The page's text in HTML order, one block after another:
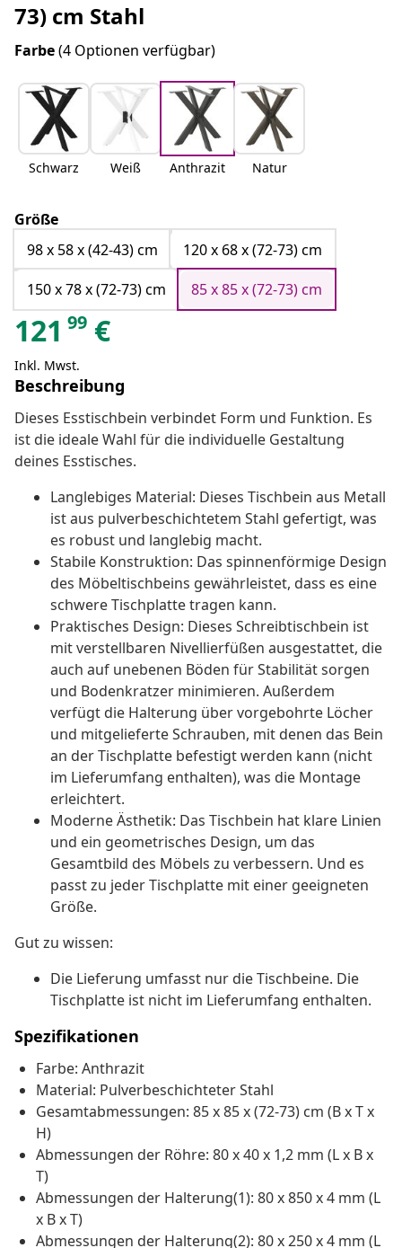
73) cm Stahl
Farbe(4 Optionen verfügbar)
Schwarz Weiß Anthrazit Natur
Größe
98 x 58 x (42-43) cm
120 x 68 x (72-73) cm
150 x 78 x (72-73) cm
85 x 85 x (72-73) cm
121 99 €
Inkl. Mwst.
Beschreibung
Dieses Esstischbein verbindet Form und Funktion. Es
ist die ideale Wahl für die individuelle Gestaltung
deines Esstisches.
Langlebiges Material: Dieses Tischbein aus Metall
ist aus pulverbeschichtetem Stahl gefertigt, was
es robust und langlebig macht.
Stabile Konstruktion: Das spinnenförmige Design
des Möbeltischbeins gewährleistet, dass es eine
schwere Tischplatte tragen kann.
Praktisches Design: Dieses Schreibtischbein ist
mit verstellbaren Nivellierfüßen ausgestattet, die
auch auf unebenen Böden für Stabilität sorgen
und Bodenkratzer minimieren. Außerdem
verfügt die Halterung über vorgebohrte Löcher
und mitgelieferte Schrauben, mit denen das Bein
an der Tischplatte befestigt werden kann (nicht
im Lieferumfang enthalten), was die Montage
erleichtert.
Moderne Ästhetik: Das Tischbein hat klare Linien
und ein geometrisches Design, um das
Gesamtbild des Möbels zu verbessern. Und es
passt zu jeder Tischplatte mit einer geeigneten
Größe.
Gut zu wissen:
Die Lieferung umfasst nur die Tischbeine. Die
Tischplatte ist nicht im Lieferumfang enthalten.
Spezifikationen
Farbe: Anthrazit
Material: Pulverbeschichteter Stahl
Gesamtabmessungen: 85 x 85 x (72-73) cm (B x T x
H)
Abmessungen der Röhre: 80 x 40 x 1,2 mm (L x B x
T)
Abmessungen der Halterung(1): 80 x 850 x 4 mm (L
x B x T)
Abmessungen der Halterung(2): 80 x 250 x 4 mm (L